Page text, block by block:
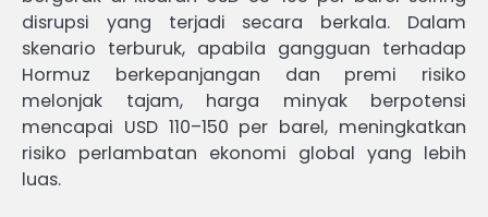
disrupsi yang terjadi secara berkala. Dalam
skenario terburuk, apabila gangguan terhadap
Hormuz berkepanjangan dan premi risiko
melonjak tajam, harga minyak berpotensi
mencapai USD 110–150 per barel, meningkatkan
risiko perlambatan ekonomi global yang lebih
luas.